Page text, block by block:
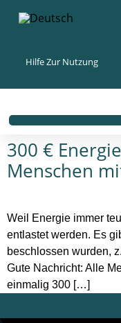
springen
Hilfe Zur Nutzung
300 €
Menschen
Weil Energie immer
entlastet werden. Es
beschlossen wurden,
Gute Nachricht: Alle
einmalig 300 […]